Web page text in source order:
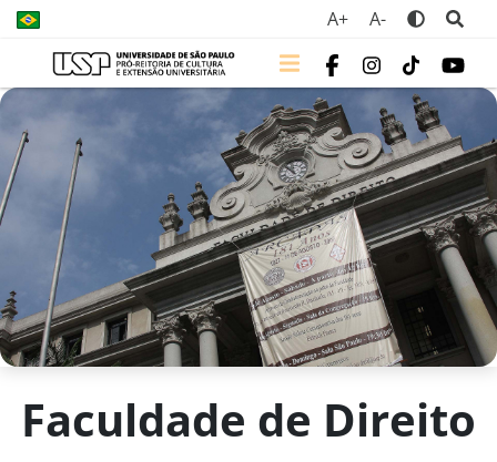
A+ A-
Faculdade de Direito